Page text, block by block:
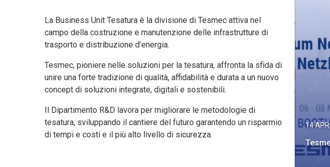
La Business Unit Tesatura è la divisione di Tesmec attiva nel
campo della costruzione e manutenzione delle infrastrutture di
trasporto e distribuzione d’energia.
Tesmec, pioniere nelle soluzioni per la tesatura, affronta la sfida di
unire una forte tradizione di qualità, affidabilità e durata a un nuovo
concept di soluzioni integrate, digitali e sostenibili.
Il Dipartimento R&D lavora per migliorare le metodologie di
tesatura, sviluppando il cantiere del futuro garantendo un risparmio
di tempi e costi e il più alto livello di sicurezza.
La Nuova Gamma
14 APR, 2026 14